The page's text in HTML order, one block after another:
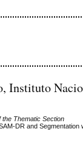
Instituto
the Thematic Section
DR and Segmentation